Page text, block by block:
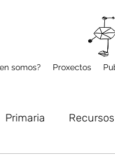
somos? Proxectos
Primaria Recursos